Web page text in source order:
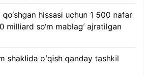
qo‘shgan hissasi uchun 1 500 nafar
milliard so‘m mablag‘ ajratilgan
shaklida oʻqish qanday tashkil